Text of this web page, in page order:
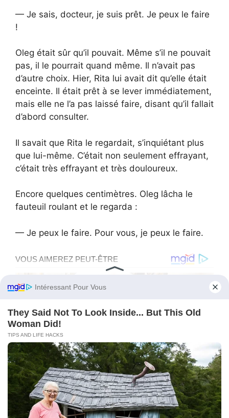
— Je sais, docteur, je suis prêt. Je peux le faire
!
Oleg était sûr qu’il pouvait. Même s’il ne pouvait
pas, il le pourrait quand même. Il n’avait pas
d’autre choix. Hier, Rita lui avait dit qu’elle était
enceinte. Il était prêt à se lever immédiatement,
mais elle ne l’a pas laissé faire, disant qu’il fallait
d’abord consulter.
Il savait que Rita le regardait, s’inquiétant plus
que lui-même. C’était non seulement effrayant,
c’était très effrayant et très douloureux.
Encore quelques centimètres. Oleg lâcha le
fauteuil roulant et le regarda :
— Je peux le faire. Pour vous, je peux le faire.